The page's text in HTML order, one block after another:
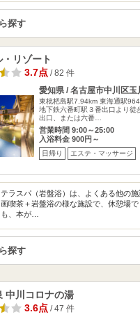
探す
リゾート
3.7点/ 82 件
愛知県 / 名古屋市中川区玉
東枇杷島駅7.94km 東海通駅
地下鉄六番町駅３番出口より徒
出口、または六番…
営業時間 9:00～25:00
入浴料金 900円～
日帰り エステ・マッサージ
テラスパ（岩盤浴）は、よくある他の
画喫茶＋岩盤浴の様な施設で、休憩場
も、本が…
探す
中川コロナの湯
3.6点/ 47 件